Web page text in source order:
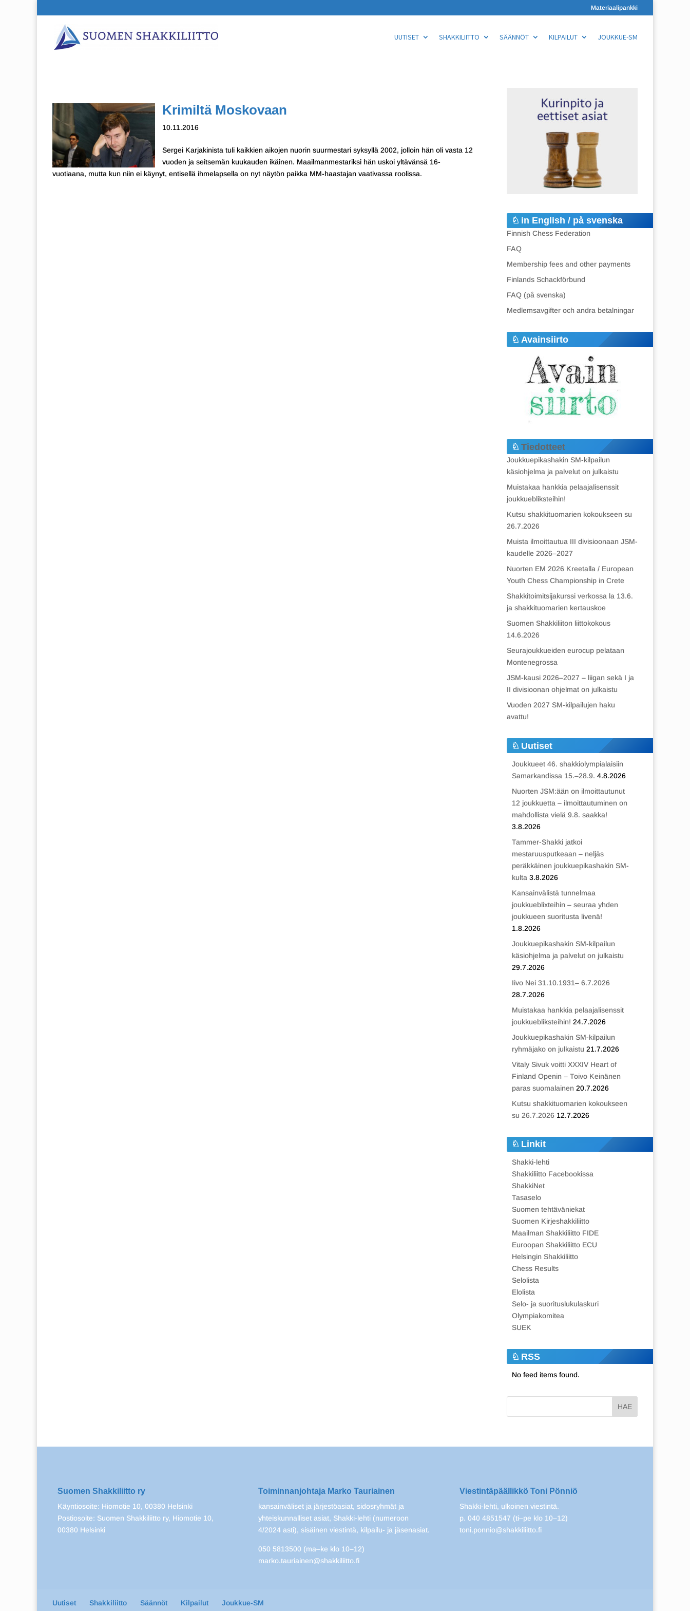
Materiaalipankki
UUTISET SHAKKILIITTO SÄÄNNÖT KILPAILUT JOUKKUE-SM
Krimiltä Moskovaan
10.11.2016
Sergei Karjakinista tuli kaikkien aikojen nuorin suurmestari syksyllä 2002, jolloin hän oli vasta 12
vuoden ja seitsemän kuukauden ikäinen. Maailmanmestariksi hän uskoi yltävänsä 16-
vuotiaana, mutta kun niin ei käynyt, entisellä ihmelapsella on nyt näytön paikka MM-haastajan vaativassa roolissa.
in English / på svenska
Finnish Chess Federation
FAQ
Membership fees and other payments
Finlands Schackförbund
FAQ (på svenska)
Medlemsavgifter och andra betalningar
Avainsiirto
Tiedotteet
Joukkuepikashakin SM-kilpailun
käsiohjelma ja palvelut on julkaistu
Muistakaa hankkia pelaajalisenssit
joukkuebliksteihin!
Kutsu shakkituomarien kokoukseen su
26.7.2026
Muista ilmoittautua III divisioonaan JSM-
kaudelle 2026–2027
Nuorten EM 2026 Kreetalla / European
Youth Chess Championship in Crete
Shakkitoimitsijakurssi verkossa la 13.6.
ja shakkituomarien kertauskoe
Suomen Shakkiliiton liittokokous
14.6.2026
Seurajoukkueiden eurocup pelataan
Montenegrossa
JSM-kausi 2026–2027 – liigan sekä I ja
II divisioonan ohjelmat on julkaistu
Vuoden 2027 SM-kilpailujen haku
avattu!
Uutiset
Joukkueet 46. shakkiolympialaisiin
Samarkandissa 15.–28.9. 4.8.2026
Nuorten JSM:ään on ilmoittautunut
12 joukkuetta – ilmoittautuminen on
mahdollista vielä 9.8. saakka!
3.8.2026
Tammer-Shakki jatkoi
mestaruusputkeaan – neljäs
peräkkäinen joukkuepikashakin SM-
kulta 3.8.2026
Kansainvälistä tunnelmaa
joukkueblixteihin – seuraa yhden
joukkueen suoritusta livenä!
1.8.2026
Joukkuepikashakin SM-kilpailun
käsiohjelma ja palvelut on julkaistu
29.7.2026
Iivo Nei 31.10.1931– 6.7.2026
28.7.2026
Muistakaa hankkia pelaajalisenssit
joukkuebliksteihin! 24.7.2026
Joukkuepikashakin SM-kilpailun
ryhmäjako on julkaistu 21.7.2026
Vitaly Sivuk voitti XXXIV Heart of
Finland Openin – Toivo Keinänen
paras suomalainen 20.7.2026
Kutsu shakkituomarien kokoukseen
su 26.7.2026 12.7.2026
Linkit
Shakki-lehti
Shakkiliitto Facebookissa
ShakkiNet
Tasaselo
Suomen tehtäväniekat
Suomen Kirjeshakkiliitto
Maailman Shakkiliitto FIDE
Euroopan Shakkiliitto ECU
Helsingin Shakkiliitto
Chess Results
Selolista
Elolista
Selo- ja suorituslukulaskuri
Olympiakomitea
SUEK
RSS
No feed items found.
Suomen Shakkiliitto ry
Käyntiosoite: Hiomotie 10, 00380 Helsinki
Postiosoite: Suomen Shakkiliitto ry, Hiomotie 10,
00380 Helsinki
Toiminnanjohtaja Marko Tauriainen
kansainväliset ja järjestöasiat, sidosryhmät ja
yhteiskunnalliset asiat, Shakki-lehti (numeroon
4/2024 asti), sisäinen viestintä, kilpailu- ja jäsenasiat.
050 5813500 (ma–ke klo 10–12)
marko.tauriainen@shakkiliitto.fi
Viestintäpäällikkö Toni Pönniö
Shakki-lehti, ulkoinen viestintä.
p. 040 4851547 (ti–pe klo 10–12)
toni.ponnio@shakkiliitto.fi
Uutiset Shakkiliitto Säännöt Kilpailut Joukkue-SM